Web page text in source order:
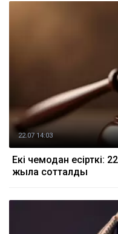
22.07 14:03
Екі чемодан есірткі:
жылға сотталды